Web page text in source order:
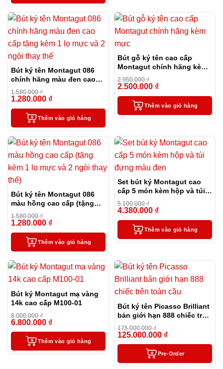
Bút ký tên Montagut 086
chính hãng màu đen cao
cấp tặng kèm 1 lọ mực và 2
ngòi thay thế
1.580.000₫
1.280.000 ₫
Thêm vào giỏ hàng
Bút gỗ ký tên cao cấp
Montagut chính hãng kèm
mực
2.950.000₫
2.500.000 ₫
Thêm vào giỏ hàng
Bút ký tên Montagut 086
màu hồng cao cấp (tặng
kèm 1 lọ mực và 2 ngòi
thay thế)
1.580.000₫
1.280.000 ₫
Thêm vào giỏ hàng
Set bút ký Montagut cao
cấp 5 món kèm hộp và túi
đựng màu đen
5.100.000₫
4.380.000 ₫
Thêm vào giỏ hàng
Bút ký Montagut mạ vàng
14k cao cấp M100-01
8.000.000₫
6.800.000 ₫
Thêm vào giỏ hàng
Bút ký tên Picasso Brilliant
bản giới hạn 888 chiếc trên
toàn cầu
175.000.000₫
125.000.000 ₫
Pre-Order